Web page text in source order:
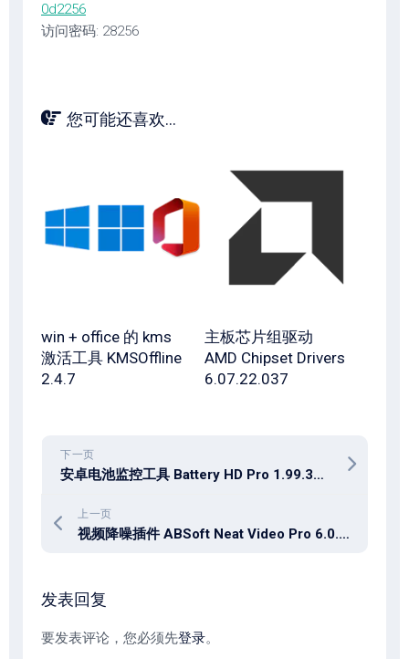
0d2256
访问密码: 28256
您可能还喜欢...
win + office 的 kms
激活工具 KMSOffline
2.4.7
主板芯片组驱动
AMD Chipset Drivers
6.07.22.037
下一页
安卓电池监控工具 Battery HD Pro 1.99.38 中文免费版
上一页
视频降噪插件 ABSoft Neat Video Pro 6.0.5 for Adobe Premiere/DaVinci Resolve/OpenFX/Adobe AE
发表回复
要发表评论，您必须先登录。